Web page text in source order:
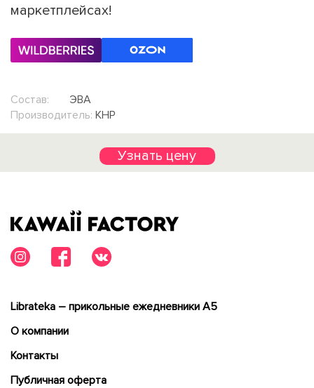
маркетплейсах!
Состав:
ЭВА
Производитель: КНР
Узнать цену
Librateka – прикольные ежедневники А5
О компании
Контакты
Публичная оферта